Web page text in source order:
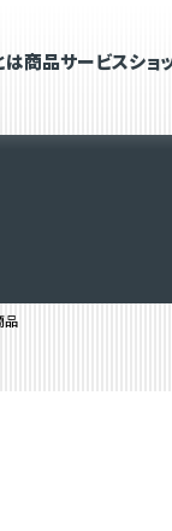
は商品サービスショ
品